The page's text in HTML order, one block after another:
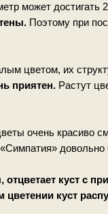
может достигать
Поэтому при
цветом, их
приятен. Растут
очень красиво
довольно
куст с
куст